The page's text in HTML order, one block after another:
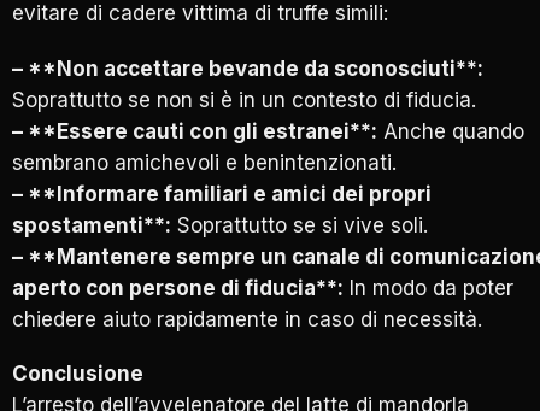
evitare di cadere vittima di truffe simili:
– **Non accettare bevande da sconosciuti**:
Soprattutto se non si è in un contesto di fiducia.
– **Essere cauti con gli estranei**: Anche quando
sembrano amichevoli e benintenzionati.
– **Informare familiari e amici dei propri
spostamenti**: Soprattutto se si vive soli.
– **Mantenere sempre un canale di
aperto con persone di fiducia**: In modo da poter
chiedere aiuto rapidamente in caso di necessità.
Conclusione
L’arresto dell’avvelenatore del latte di mandorla